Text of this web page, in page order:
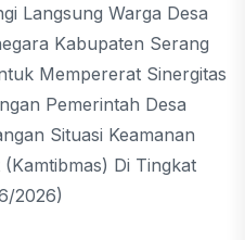
Langsung Warga Desa
Kabupaten Serang
Mempererat Sinergitas
Pemerintah Desa
Situasi Keamanan
Di Tingkat
2026)